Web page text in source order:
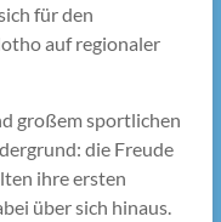
für den
auf regionaler
großem sportlichen
die Freude
ihre ersten
über sich hinaus.